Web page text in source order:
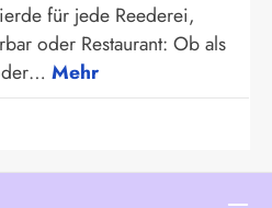
für jede Reederei,
oder Restaurant: Ob als
Mehr